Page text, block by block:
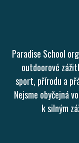
Paradise School
outdoorové
sport, přírodu a
Nejsme obyčejná
k silným